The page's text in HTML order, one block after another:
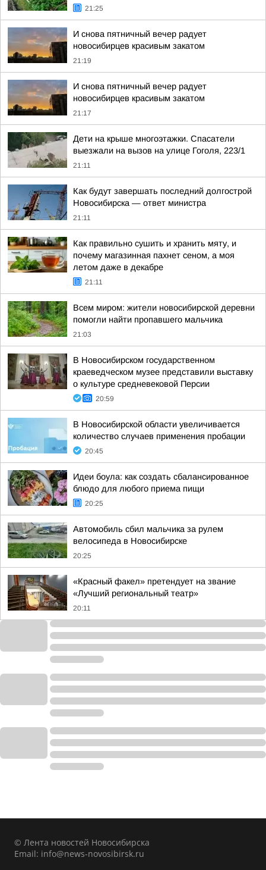
21:25
И снова пятничный вечер радует
новосибирцев красивым закатом
21:19
И снова пятничный вечер радует
новосибирцев красивым закатом
21:17
Дети на крыше многоэтажки. Спасатели
выезжали на вызов на улице Гоголя, 223/1
21:11
Как будут завершать последний долгострой
Новосибирска — ответ министра
21:11
Как правильно сушить и хранить мяту, и
почему магазинная пахнет сеном, а моя
летом даже в декабре
21:11
Всем миром: жители новосибирской деревни
помогли найти пропавшего мальчика
21:03
В Новосибирском государственном
краеведческом музее представили выставку
о культуре средневековой Персии
20:59
В Новосибирской области увеличивается
количество случаев применения пробации
20:45
Идеи боула: как создать сбалансированное
блюдо для любого приема пищи
20:25
Автомобиль сбил мальчика за рулем
велосипеда в Новосибирске
20:25
«Красный факел» претендует на звание
«Лучший региональный театр»
20:11
© Лента новостей Новосибирска
Email: info@news-novosibirsk.ru